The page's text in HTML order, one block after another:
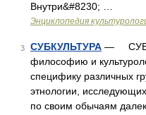
Внутри&#8230; …
Энциклопедия
3 СУБКУЛЬТУРА —
философию и
специфику различных
этнологии,
по своим обычаям